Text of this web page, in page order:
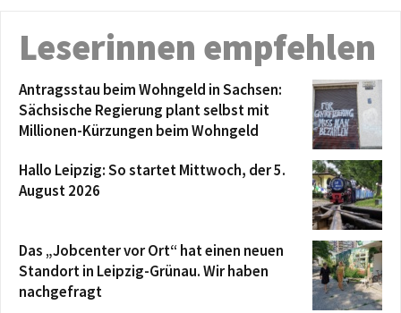
Leserinnen empfehlen
Antragsstau beim Wohngeld in Sachsen:
Sächsische Regierung plant selbst mit
Millionen-Kürzungen beim Wohngeld
Hallo Leipzig: So startet Mittwoch, der 5.
August 2026
Das „Jobcenter vor Ort“ hat einen neuen
Standort in Leipzig-Grünau. Wir haben
nachgefragt